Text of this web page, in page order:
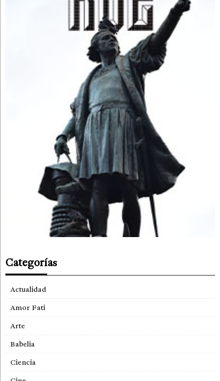
Categorías
Actualidad
Amor Fati
Arte
Babelia
Ciencia